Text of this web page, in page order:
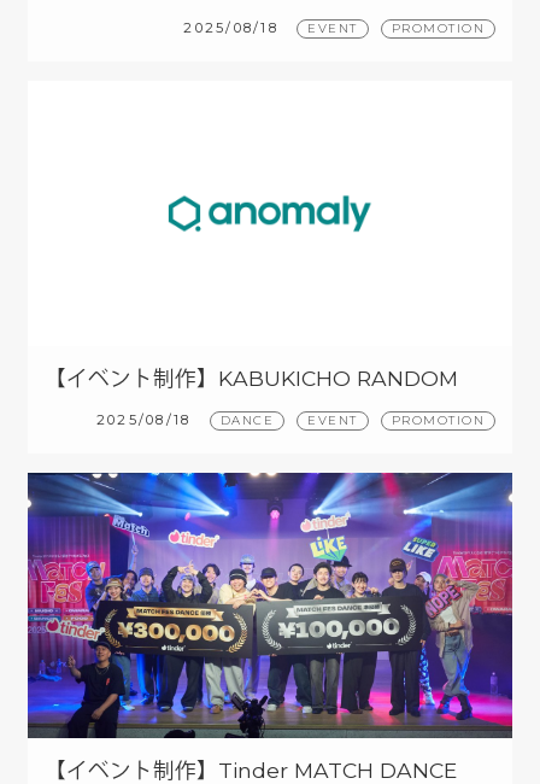
2025/08/18 EVENT PROMOTION
【イベント制作】KABUKICHO RANDOM
DANCE2025/08/18 DANCE EVENT PROMOTION
【イベント制作】Tinder MATCH DANCE